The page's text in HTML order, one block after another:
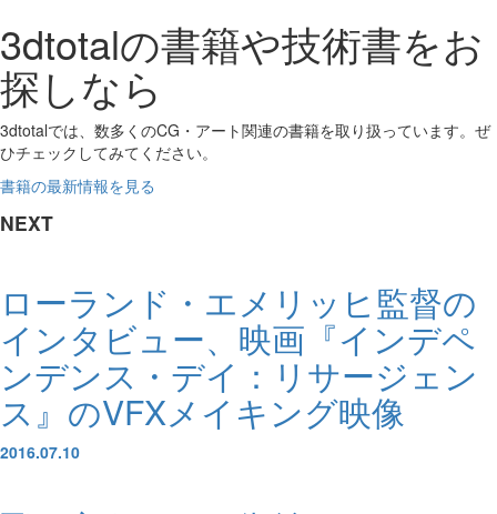
3dtotalの書籍や技術書をお
探しなら
3dtotalでは、数多くのCG・アート関連の書籍を取り扱っています。ぜ
ひチェックしてみてください。
書籍の最新情報を見る
NEXT
ローランド・エメリッヒ監督の
インタビュー、映画『インデペ
ンデンス・デイ：リサージェン
ス』のVFXメイキング映像
2016.07.10